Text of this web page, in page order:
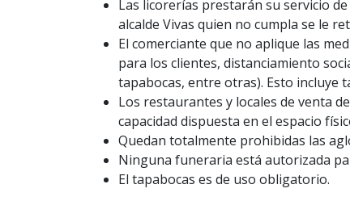
Las licorerías prestarán su servicio
alcalde Vivas quien no cumpla se le
El comerciante que no aplique las
para los clientes, distanciamiento
tapabocas, entre otras). Esto incluye
Los restaurantes y locales de venta
capacidad dispuesta en el espacio
Quedan totalmente prohibidas las
Ninguna funeraria está autorizada
El tapabocas es de uso obligatorio.